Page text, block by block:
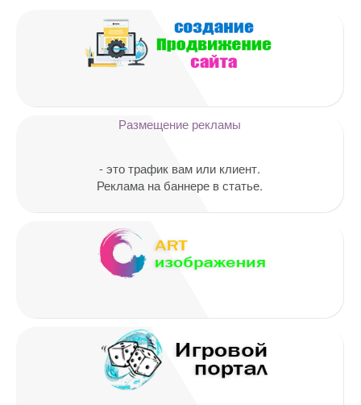
Ваш адрес email не будет
опубликован.
Обязательные поля
Email*
Размещение рекламы
- это трафик вам или клиент.
Реклама на баннере в статье.